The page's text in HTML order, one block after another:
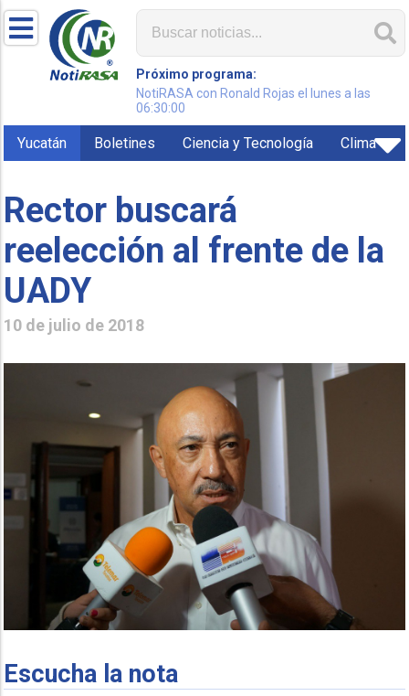
Próximo programa:
NotiRASA con Ronald Rojas el lunes a las
06:30:00
Yucatán Boletines Ciencia y Tecnología Clima
Rector buscará
reelección al frente de la
UADY
10 de julio de 2018
Escucha la nota